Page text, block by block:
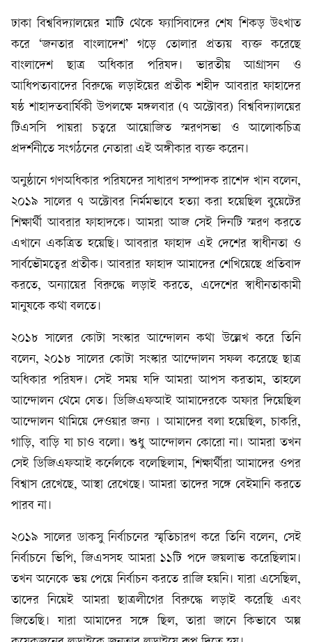
ঢাকা বিশ্ববিদ্যালয়ের মাটি থেকে ফ্যাসিবাদের শেষ শিকড় উৎখাত
করে ‘জনতার বাংলাদেশ’ গড়ে তোলার প্রত্যয় ব্যক্ত করেছে
বাংলাদেশ ছাত্র অধিকার পরিষদ। ভারতীয় আগ্রাসন ও
আধিপত্যবাদের বিরুদ্ধে লড়াইয়ের প্রতীক শহীদ আবরার ফাহাদের
ষষ্ঠ শাহাদতবার্ষিকী উপলক্ষে মঙ্গলবার (৭ অক্টোবর) বিশ্ববিদ্যালয়ের
টিএসসি পায়রা চত্বরে আয়োজিত স্মরণসভা ও আলোকচিত্র
প্রদর্শনীতে সংগঠনের নেতারা এই অঙ্গীকার ব্যক্ত করেন।
অনুষ্ঠানে গণঅধিকার পরিষদের সাধারণ সম্পাদক রাশেদ খান বলেন,
২০১৯ সালের ৭ অক্টোবর নির্মমভাবে হত্যা করা হয়েছিল বুয়েটের
শিক্ষার্থী আবরার ফাহাদকে। আমরা আজ সেই দিনটি স্মরণ করতে
এখানে একত্রিত হয়েছি। আবরার ফাহাদ এই দেশের স্বাধীনতা ও
সার্বভৌমত্বের প্রতীক। আবরার ফাহাদ আমাদের শেখিয়েছে প্রতিবাদ
করতে, অন্যায়ের বিরুদ্ধে লড়াই করতে, এদেশের স্বাধীনতাকামী
মানুষকে কথা বলতে।
২০১৮ সালের কোটা সংস্কার আন্দোলন কথা উল্লেখ করে তিনি
বলেন, ২০১৮ সালের কোটা সংস্কার আন্দোলন সফল করেছে ছাত্র
অধিকার পরিষদ। সেই সময় যদি আমরা আপস করতাম, তাহলে
আন্দোলন থেমে যেত। ডিজিএফআই আমাদেরকে অফার দিয়েছিল
আন্দোলন থামিয়ে দেওয়ার জন্য । আমাদের বলা হয়েছিল, চাকরি,
গাড়ি, বাড়ি যা চাও বলো। শুধু আন্দোলন কোরো না। আমরা তখন
সেই ডিজিএফআই কর্নেলকে বলেছিলাম, শিক্ষার্থীরা আমাদের ওপর
বিশ্বাস রেখেছে, আস্থা রেখেছে। আমরা তাদের সঙ্গে বেইমানি করতে
পারব না।
২০১৯ সালের ডাকসু নির্বাচনের স্মৃতিচারণ করে তিনি বলেন, সেই
নির্বাচনে ভিপি, জিএসসহ আমরা ১১টি পদে জয়লাভ করেছিলাম।
তখন অনেকে ভয় পেয়ে নির্বাচন করতে রাজি হয়নি। যারা এসেছিল,
তাদের নিয়েই আমরা ছাত্রলীগের বিরুদ্ধে লড়াই করেছি এবং
জিতেছি। যারা আমাদের সঙ্গে ছিল, তারা জানে কিভাবে অল্প